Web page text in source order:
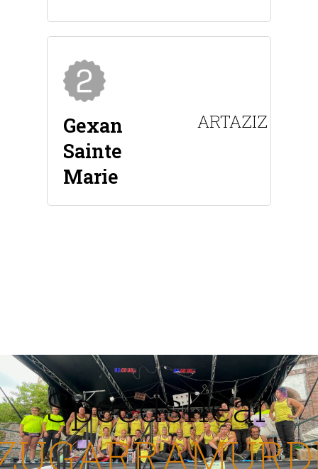
Gexan
Sainte
Marie
ARTAZIZ
Speedshear